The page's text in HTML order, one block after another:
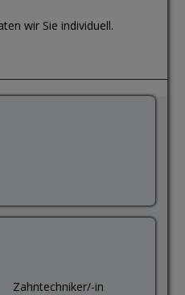
wir Sie individuell.
Zahntechniker/-in